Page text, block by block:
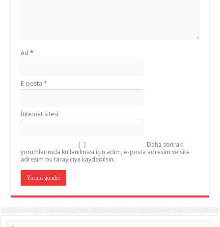
Ad*
E-posta*
İnternet sitesi
Daha sonraki
yorumlarımda kullanılması için adım, e-posta adresim ve site
adresim bu tarayıcıya kaydedilsin.